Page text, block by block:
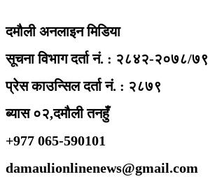
दमौली अनलाइन मिडिया
सूचना विभाग दर्ता नं. : २८४२-२०७८/७९
प्रेस काउन्सिल दर्ता नं. : २८७९
ब्यास ०२,दमौली तनहुँ
+977 065-590101
damaulionlinenews@gmail.com